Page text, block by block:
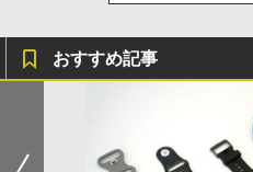
おすすめ記事